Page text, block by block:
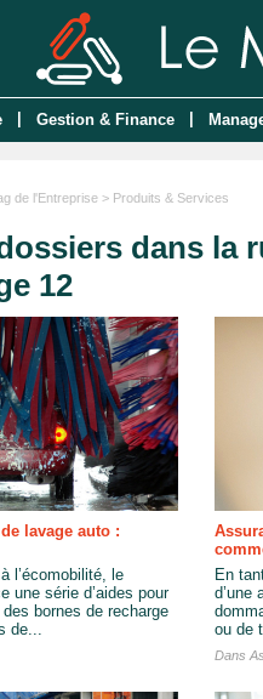
Gestion & Finance
de l'Entreprise > Produits & Services
dans la
12
lavage auto :
l’écomobilité, le
une série d’aides pour
bornes de recharge
de...
En
d’une
ou de
Dans